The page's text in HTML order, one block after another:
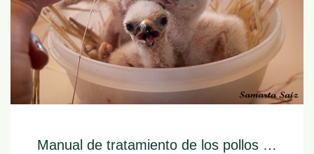
Manual de tratamiento de los pollos huérfanos